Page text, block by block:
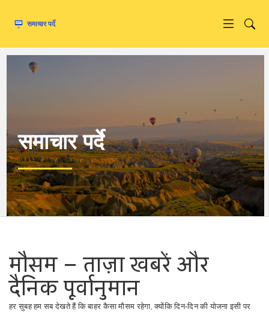
समाचार पर्दे
मौसम – ताज़ा खबरें और
दैनिक पूर्वानुमान
हर सुबह हम सब देखते हैं कि बाहर कैसा मौसम रहेगा, क्योंकि दिन‑दिन की योजना इसी पर